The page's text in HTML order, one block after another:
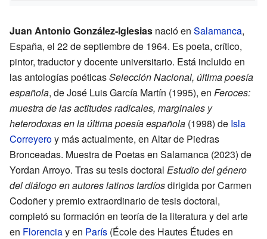
Juan Antonio González-Iglesias nació en Salamanca,
España, el 22 de septiembre de 1964. Es poeta, crítico,
pintor, traductor y docente universitario. Está incluido en
las antologías poéticasSelección Nacional, última poesía
española, de José Luis García Martín (1995), en Feroces:
muestra de las actitudes radicales, marginales y
heterodoxas en la última poesía española (1998) de Isla
Correyeroy más actualmente, en Altar de Piedras
Bronceadas. Muestra de Poetas en Salamanca (2023) de
Yordan Arroyo. Tras su tesis doctoral Estudio del género
del diálogo en autores latinos tardíosdirigida por Carmen
Codoñer y premio extraordinario de tesis doctoral,
completó su formación en teoría de la literatura y del arte
en Florenciay en París (École des Hautes Études en